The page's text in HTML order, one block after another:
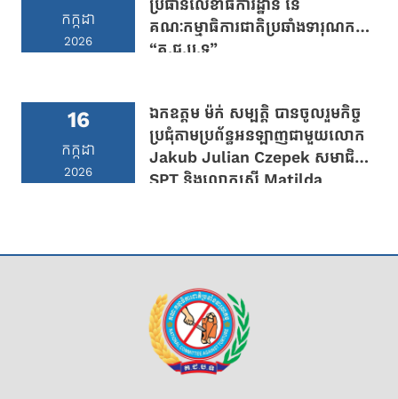
កក្កដា
2026
ប្រធានលេខាធិការដ្ឋាន នៃ
គណៈកម្មាធិការជាតិប្រឆាំងទារុណកម្ម
“គ.ជ.ប.ទ”
16
កក្កដា
2026
ឯកឧត្តម ម៉ក់ សម្បត្តិ បានចូលរួមកិច្ច
ប្រជុំតាមប្រព័ន្ធអនឡាញជាមួយលោក
Jakub Julian Czepek សមាជិក
SPT និងលោកស្រី Matilda